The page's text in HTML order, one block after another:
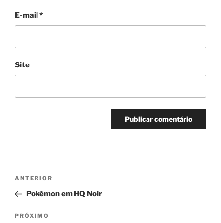
E-mail*
Site
Navegação
Post
Post
anterior
ANTERIOR
Pokémon em HQ Noir
Próximo
PRÓXIMO